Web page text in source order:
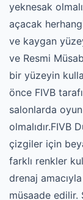
yeknesak
açacak
ve kaygan
ve Resmi
bir yüzeyin
önce FIVB
salonlarda
olmalıdır.FIVB
çizgiler için
farklı renkler
drenaj
müsaade